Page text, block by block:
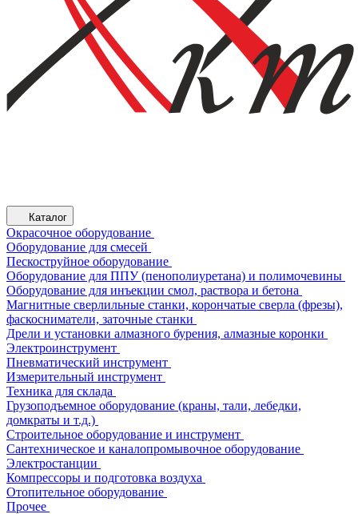
Каталог
Окрасочное оборудование
Оборудование для смесей
Пескоструйное оборудование
Оборудование для ППУ (пенополиуретана) и полимочевины
Оборудование для инъекции смол, раствора и бетона
Магнитные сверлильные станки, корончатые сверла (фрезы),
фаскосниматели, заточные станки
Дрели и установки алмазного бурения, алмазные коронки
Электроинструмент
Пневматический инструмент
Измерительный инструмент
Техника для склада
Грузоподъемное оборудование (краны, тали, лебедки,
домкраты и т.д.)
Строительное оборудование и инструмент
Сантехническое и каналопромывочное оборудование
Электростанции
Компрессоры и подготовка воздуха
Отопительное оборудование
Прочее